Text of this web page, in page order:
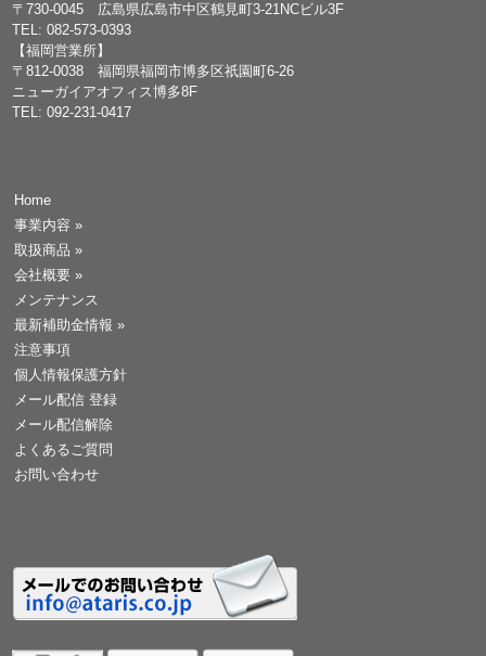
〒730-0045 広島県広島市中区鶴見町3-21NCビル3F
TEL: 082-573-0393
【福岡営業所】
〒812-0038 福岡県福岡市博多区祇園町6-26
ニューガイアオフィス博多8F
TEL: 092-231-0417
Home
事業内容 »
取扱商品 »
会社概要 »
メンテナンス
最新補助金情報 »
注意事項
個人情報保護方針
メール配信 登録
メール配信解除
よくあるご質問
お問い合わせ